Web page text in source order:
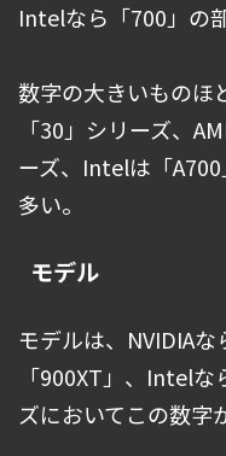
Intelなら「700」の
数字の大きいものほ
「30」シリーズ、
ーズ、Intelは「
多い。
モデル
モデルは、NVIDIA
「900XT」、Intel
ズにおいてこの数字